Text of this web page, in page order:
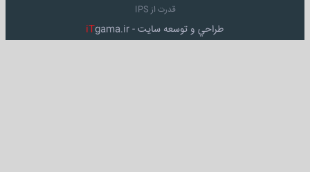
قدرت از IPS
طراحي و توسعه سايت - iTgama.ir